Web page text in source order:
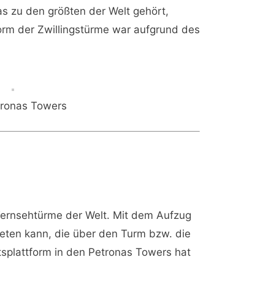
zu den größten der Welt gehört,
der Zwillingstürme war aufgrund des
Towers
der Welt. Mit dem Aufzug
kann, die über den Turm bzw. die
in den Petronas Towers hat